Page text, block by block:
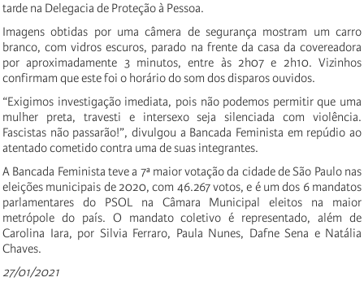
tarde na Delegacia de Proteção à Pessoa.
Imagens obtidas por uma câmera de segurança mostram um carro
branco, com vidros escuros, parado na frente da casa da covereadora
por aproximadamente 3 minutos, entre às 2h07 e 2h10. Vizinhos
confirmam que este foi o horário do som dos disparos ouvidos.
“Exigimos investigação imediata, pois não podemos permitir que uma
mulher preta, travesti e intersexo seja silenciada com violência.
Fascistas não passarão!”, divulgou a Bancada Feminista em repúdio ao
atentado cometido contra uma de suas integrantes.
A Bancada Feminista teve a 7ª maior votação da cidade de São Paulo nas
eleições municipais de 2020, com 46.267 votos, e é um dos 6 mandatos
parlamentares do PSOL na Câmara Municipal eleitos na maior
metrópole do país. O mandato coletivo é representado, além de
Carolina Iara, por Silvia Ferraro, Paula Nunes, Dafne Sena e Natália
Chaves.
27/01/2021